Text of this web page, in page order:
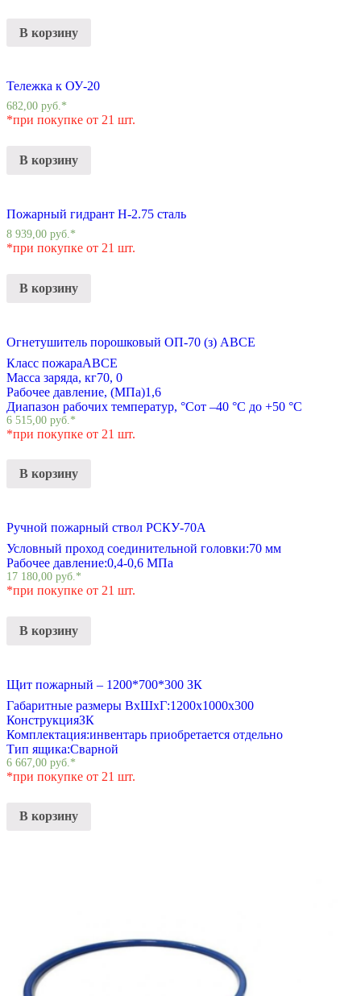
В корзину
Тележка к ОУ-20
682,00 руб.*
*при покупке от 21 шт.
В корзину
Пожарный гидрант Н-2.75 сталь
8 939,00 руб. *
*при покупке от 21 шт.
В корзину
Огнетушитель порошковый ОП-70 (з) АВСЕ
Класс пожараАВСЕ
Масса заряда, кг70, 0
Рабочее давление, (МПа)1,6
Диапазон рабочих температур, °Сот –40 °С до +50 °С
6 515,00 руб. *
*при покупке от 21 шт.
В корзину
Ручной пожарный ствол РСКУ-70А
Условный проход соединительной головки:70 мм
Рабочее давление:0,4-0,6 МПа
17 180,00 руб.*
*при покупке от 21 шт.
В корзину
Щит пожарный – 1200*700*300 ЗК
Габаритные размеры ВхШхГ:1200х1000х300
КонструкцияЗК
Комплектация:инвентарь приобретается отдельно
Тип ящика:Сварной
6 667,00 руб. *
*при покупке от 21 шт.
В корзину